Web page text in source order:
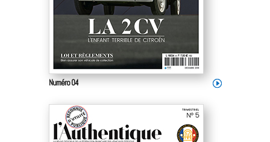
Numéro 04